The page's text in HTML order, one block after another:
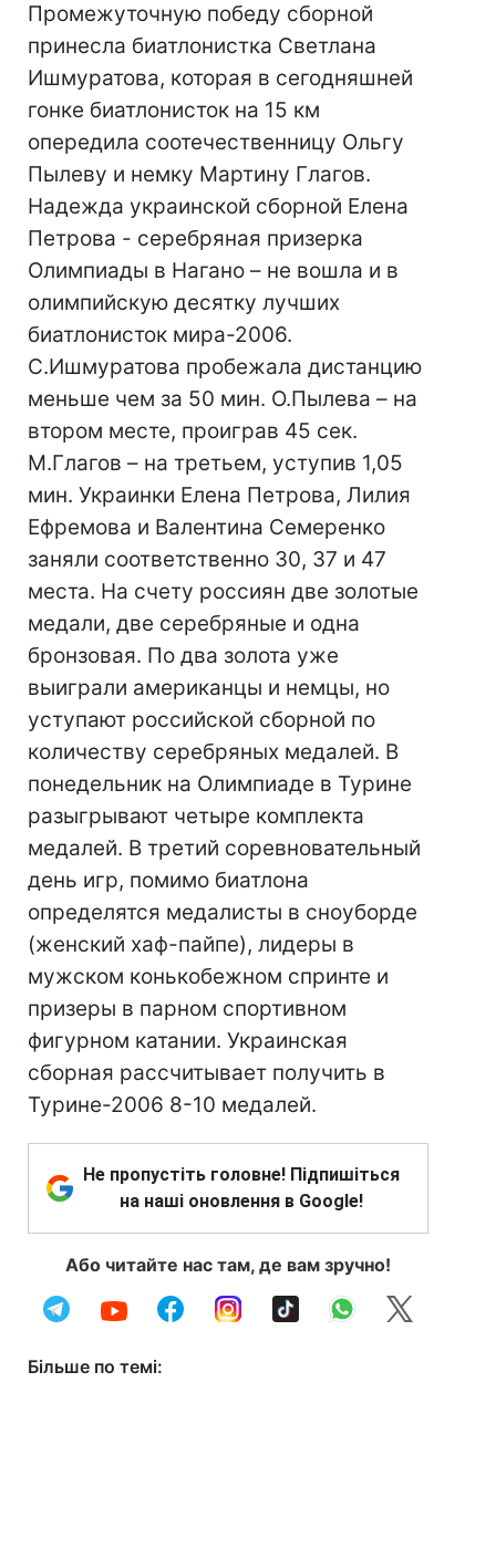
Промежуточную победу сборной
принесла биатлонистка Светлана
Ишмуратова, которая в сегодняшней
гонке биатлонисток на 15 км
опередила соотечественницу Ольгу
Пылеву и немку Мартину Глагов.
Надежда украинской сборной Елена
Петрова - серебряная призерка
Олимпиады в Нагано – не вошла и в
олимпийскую десятку лучших
биатлонисток мира-2006.
С.Ишмуратова пробежала дистанцию
меньше чем за 50 мин. О.Пылева – на
втором месте, проиграв 45 сек.
М.Глагов – на третьем, уступив 1,05
мин. Украинки Елена Петрова, Лилия
Ефремова и Валентина Семеренко
заняли соответственно 30, 37 и 47
места. На счету россиян две золотые
медали, две серебряные и одна
бронзовая. По два золота уже
выиграли американцы и немцы, но
уступают российской сборной по
количеству серебряных медалей. В
понедельник на Олимпиаде в Турине
разыгрывают четыре комплекта
медалей. В третий соревновательный
день игр, помимо биатлона
определятся медалисты в сноуборде
(женский хаф-пайпе), лидеры в
мужском конькобежном спринте и
призеры в парном спортивном
фигурном катании. Украинская
сборная рассчитывает получить в
Турине-2006 8-10 медалей.
Не пропустіть головне! Підпишіться
на наші оновлення в Google!
Або читайте нас там, де вам зручно!
Більше по темі: